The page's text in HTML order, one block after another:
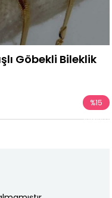
Göbekli Bileklik
%15
İndirim